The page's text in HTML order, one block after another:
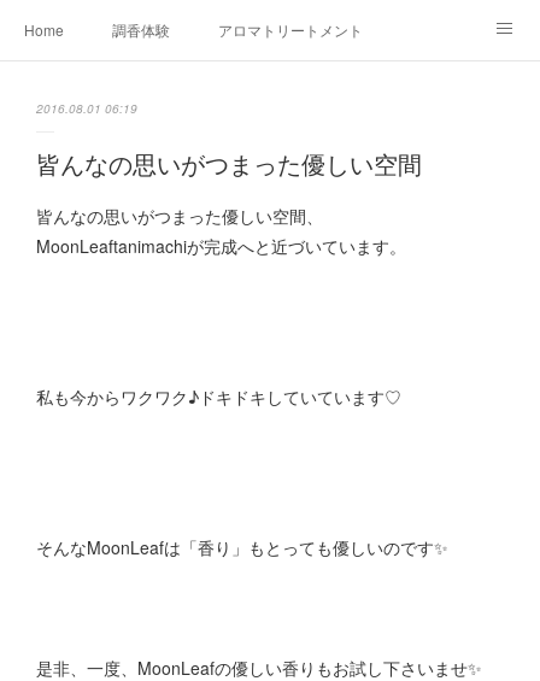
Home 調香体験 アロマトリートメントMenu
Ameblo
2016.08.01 06:19
皆んなの思いがつまった優しい空間
皆んなの思いがつまった優しい空間、
MoonLeaftanimachiが完成へと近づいています。
私も今からワクワク♪ドキドキしていています♡
そんなMoonLeafは「香り」もとっても優しいのです✨
是非、一度、MoonLeafの優しい香りもお試し下さいませ✨